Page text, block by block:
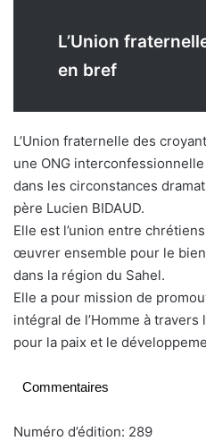
L’Union
en bref
L’Union fraternelle des
une ONG
dans les circonstances
père Lucien BIDAUD.
Elle est l’union entre
œuvrer ensemble pour le
dans la région du Sahel.
Elle a pour mission de
intégral de l’Homme à
pour la paix et le
Commentaires
Numéro d’édition: 289